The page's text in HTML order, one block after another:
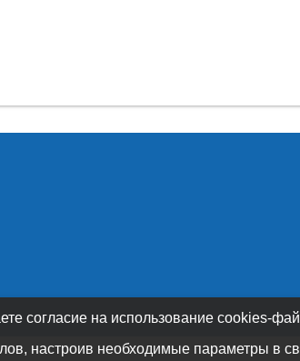
согласие на использование cookies-
настроив необходимые параметры в